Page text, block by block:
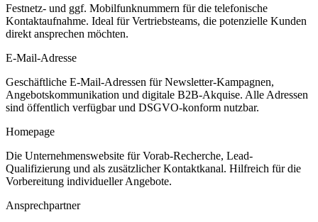
Festnetz- und ggf. Mobilfunknummern für die telefonische
Kontaktaufnahme. Ideal für Vertriebsteams, die potenzielle Kunden
direkt ansprechen möchten.
E-Mail-Adresse
Geschäftliche E-Mail-Adressen für Newsletter-Kampagnen,
Angebotskommunikation und digitale B2B-Akquise. Alle Adressen
sind öffentlich verfügbar und DSGVO-konform nutzbar.
Homepage
Die Unternehmenswebsite für Vorab-Recherche, Lead-
Qualifizierung und als zusätzlicher Kontaktkanal. Hilfreich für die
Vorbereitung individueller Angebote.
Ansprechpartner